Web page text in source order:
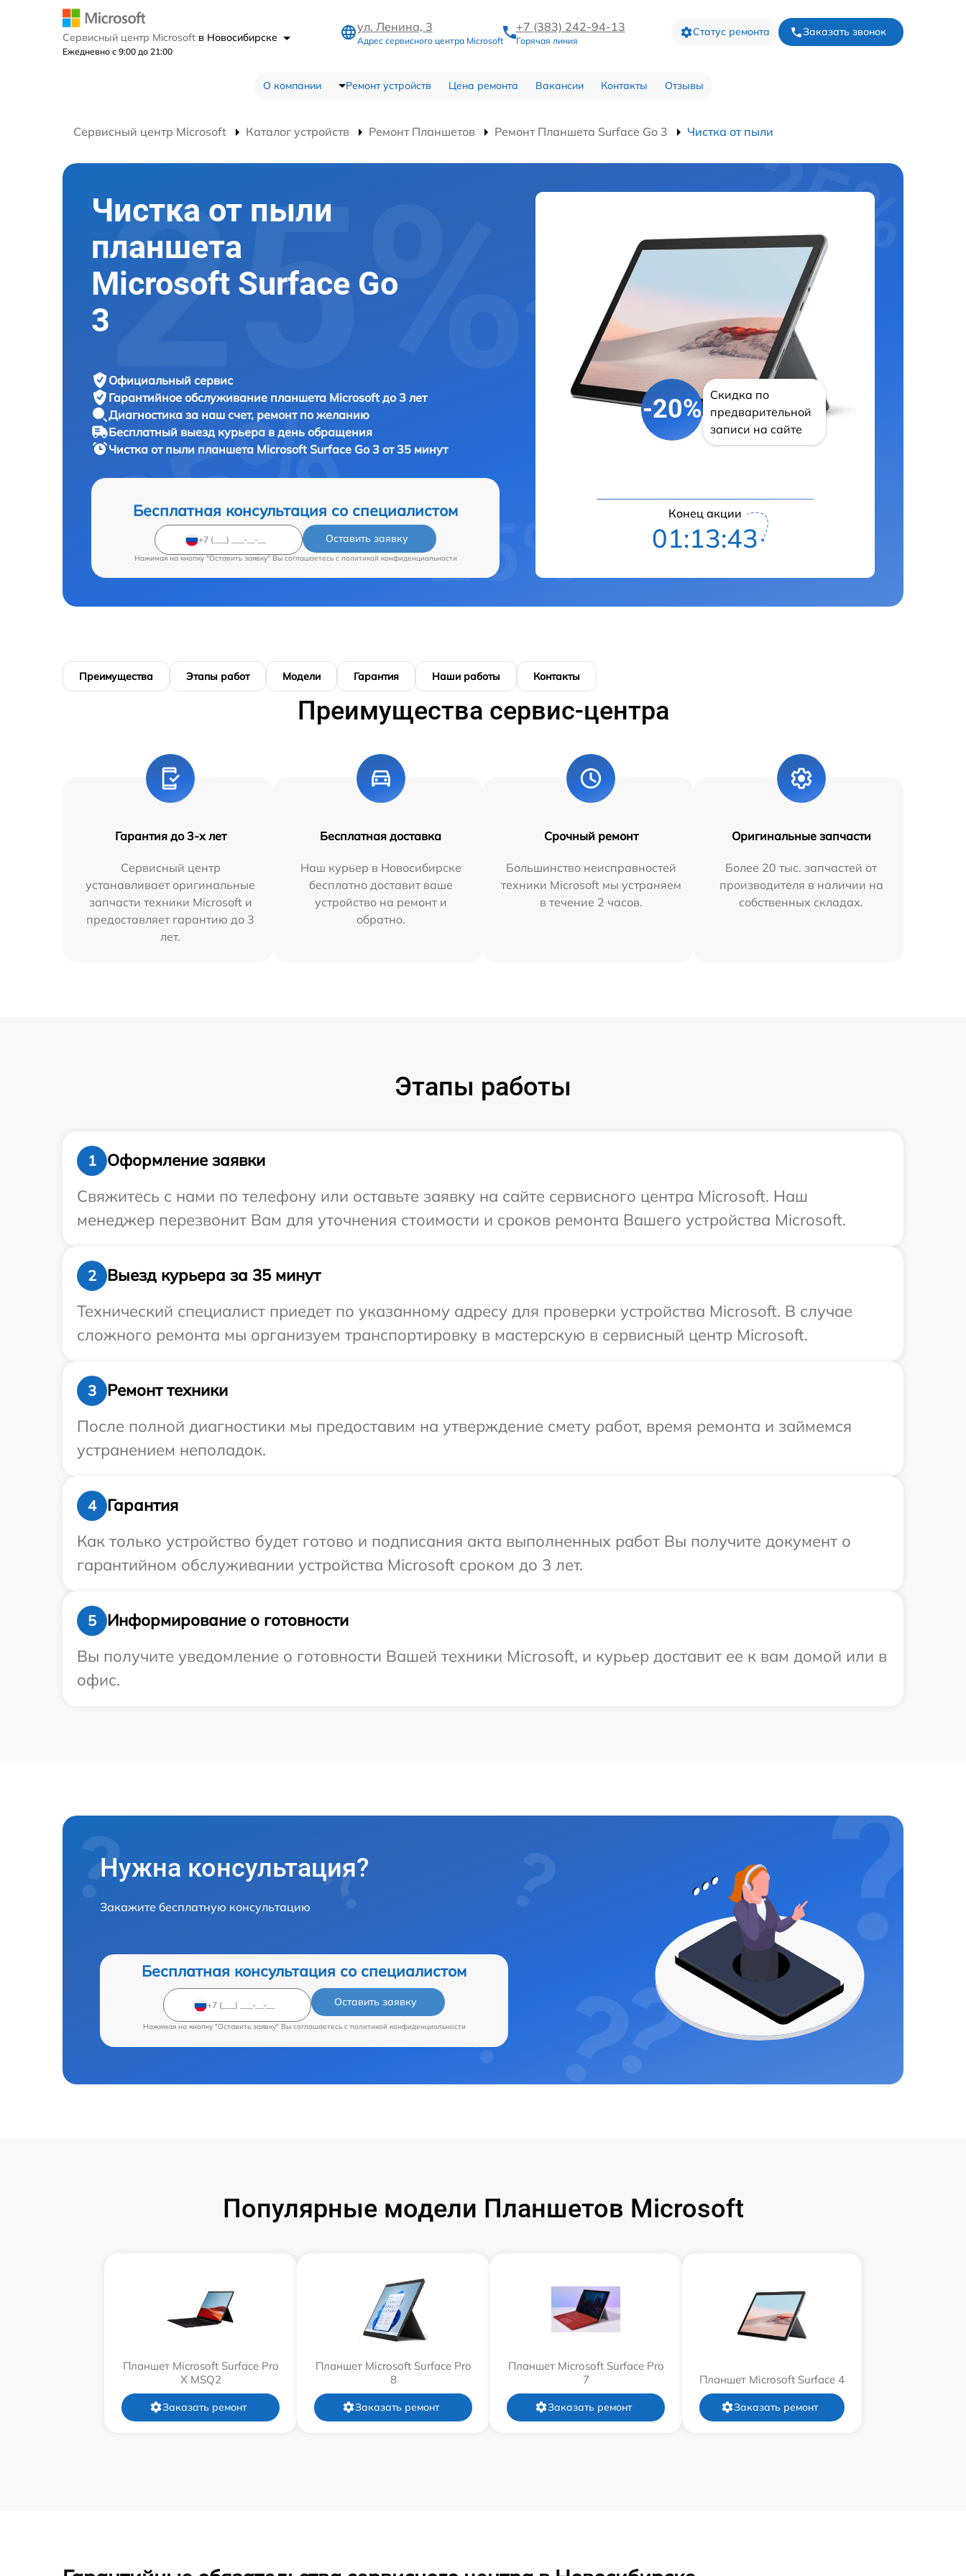
Сервисный центр Microsoft в Новосибирске
Ежедневно с 9:00 до 21:00
ул. Ленина, 3
Адрес сервисного центра Microsoft
+7 (383) 242-94-13
Горячая линия
Статус ремонта Заказать звонок
О компании Ремонт устройств Цена ремонта Вакансии Контакты Отзывы
Сервисный центр Microsoft Каталог устройств Ремонт Планшетов Ремонт Планшета Surface Go 3 Чистка от пыли
Чистка от пыли
планшета
Microsoft Surface Go
3
Официальный сервис
Гарантийное обслуживание планшета Microsoft до 3 лет
Диагностика за наш счет, ремонт по желанию
Бесплатный выезд курьера в день обращения
Чистка от пыли планшета Microsoft Surface Go 3 от 35 минут
Бесплатная консультация со специалистом
Оставить заявку
Нажимая на кнопку "Оставить заявку" Вы соглашаетесь c политикой конфиденциальности
-20%
Скидка по
предварительной
записи на сайте
Конец акции
01:13:42
Преимущества Этапы работ Модели Гарантия Наши работы Контакты
Преимущества сервис-центра
Гарантия до 3-х лет
Сервисный центр
устанавливает оригинальные
запчасти техники Microsoft и
предоставляет гарантию до 3
лет.
Бесплатная доставка
Наш курьер в Новосибирске
бесплатно доставит ваше
устройство на ремонт и
обратно.
Срочный ремонт
Большинство неисправностей
техники Microsoft мы устраняем
в течение 2 часов.
Оригинальные запчасти
Более 20 тыс. запчастей от
производителя в наличии на
собственных складах.
Этапы работы
1
Оформление заявки
Свяжитесь с нами по телефону или оставьте заявку на сайте сервисного центра Microsoft. Наш
менеджер перезвонит Вам для уточнения стоимости и сроков ремонта Вашего устройства Microsoft.
2
Выезд курьера за 35 минут
Технический специалист приедет по указанному адресу для проверки устройства Microsoft. В случае
сложного ремонта мы организуем транспортировку в мастерскую в сервисный центр Microsoft.
3
Ремонт техники
После полной диагностики мы предоставим на утверждение смету работ, время ремонта и займемся
устранением неполадок.
4
Гарантия
Как только устройство будет готово и подписания акта выполненных работ Вы получите документ о
гарантийном обслуживании устройства Microsoft сроком до 3 лет.
5
Информирование о готовности
Вы получите уведомление о готовности Вашей техники Microsoft, и курьер доставит ее к вам домой или в
офис.
Нужна консультация?
Закажите бесплатную консультацию
Бесплатная консультация со специалистом
Оставить заявку
Нажимая на кнопку "Оставить заявку" Вы соглашаетесь c политикой конфиденциальности
Популярные модели Планшетов Microsoft
Планшет Microsoft Surface Pro
X MSQ2
Заказать ремонт
Планшет Microsoft Surface Pro
8
Заказать ремонт
Планшет Microsoft Surface Pro
7
Заказать ремонт
Планшет Microsoft Surface 4
Заказать ремонт